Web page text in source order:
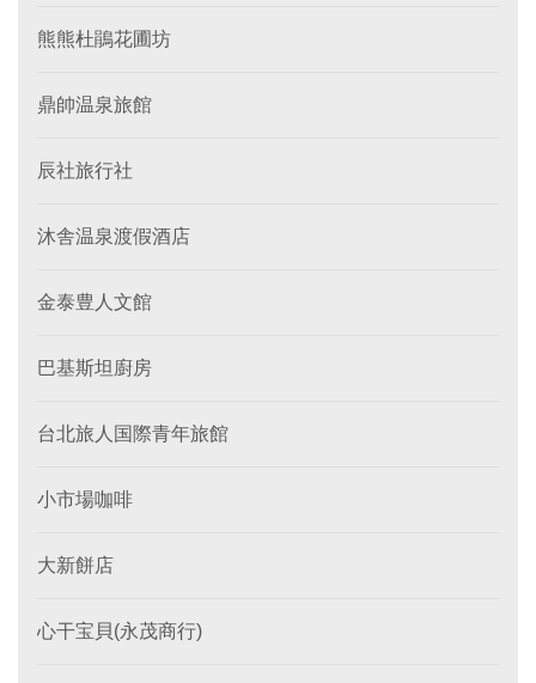
熊熊杜鵑花圃坊
鼎帥温泉旅館
辰社旅行社
沐舎温泉渡假酒店
金泰豊人文館
巴基斯坦廚房
台北旅人国際青年旅館
小市場咖啡
大新餅店
心干宝貝(永茂商行)